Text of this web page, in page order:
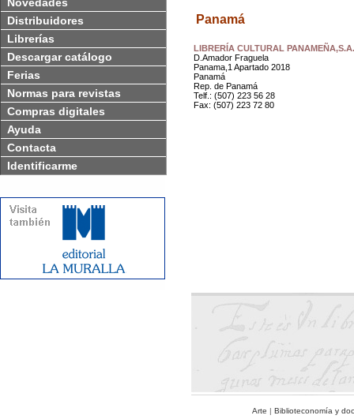
Distribuidores
Librerías
Descargar catálogo
Ferias
Normas para revistas
Compras digitales
Ayuda
Contacta
Identificarme
Panamá
LIBRERÍA CULTURAL PANAMEÑA,S.A.
D.Amador Fraguela
Panama,1 Apartado 2018
Panamá
Rep. de Panamá
Telf.: (507) 223 56 28
Fax: (507) 223 72 80
Arte | Biblioteconomía y